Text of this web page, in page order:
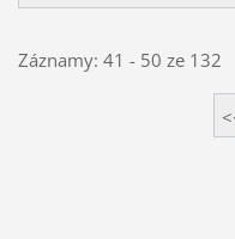
Záznamy: 41 - 50 ze 132